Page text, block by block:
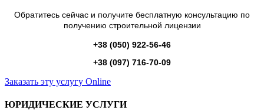
Обратитесь сейчас и получите бесплатную консультацию по
получению строительной лицензии
+38 (050) 922-56-46
+38 (097) 716-70-09
Заказать эту услугу Online
ЮРИДИЧЕСКИЕ УСЛУГИ